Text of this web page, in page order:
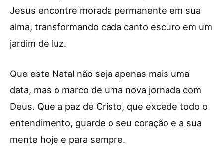
Jesus encontre morada permanente em sua
alma, transformando cada canto escuro em um
jardim de luz.
Que este Natal não seja apenas mais uma
data, mas o marco de uma nova jornada com
Deus. Que a paz de Cristo, que excede todo o
entendimento, guarde o seu coração e a sua
mente hoje e para sempre.